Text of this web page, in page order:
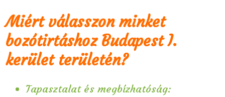
Miért válasszon minket
bozótirtáshoz Budapest I.
kerület területén?
Tapasztalat és megbízhatóság: